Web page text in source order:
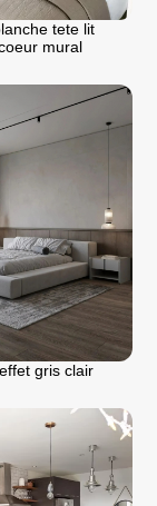
tete lit
mural
gris clair